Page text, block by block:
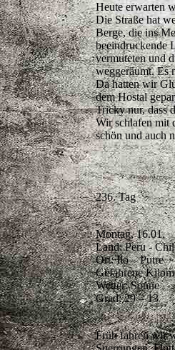
Heute erwarten
Die Straße hat
Berge, die ins
beeindruckende
vermuteten und
weggeräumt. Es
Da hatten wir
dem Hostal
Tricky nur, dass
Wir schlafen mit
schön und auch
236. Tag
Montag, 16.01.
Land: Peru -
Ort: Ilo – Putre
Gefahrene
Wetter: Sonne
Grad: 29 – 13
Früh fahren wir